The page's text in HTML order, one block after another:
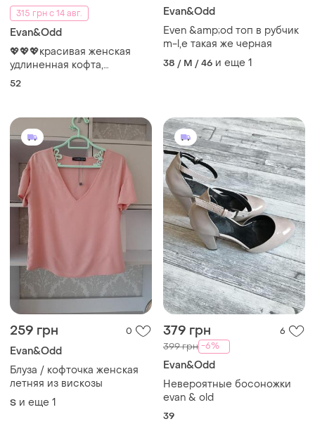
315 грн с 14 авг.
Evan&Odd
💖💖💖красивая женская
удлиненная кофта,
джемпер, туника evans💖💖
52
Evan&Odd
Even &amp;od топ в рубчик
m-l,е такая же черная
38 / M / 46 и еще 1
259 грн 0
Evan&Odd
Блуза / кофточка женская
летняя из вискозы
S и еще 1
379 грн 6
399 грн -6%
Evan&Odd
Невероятные босоножки
evan & old
39